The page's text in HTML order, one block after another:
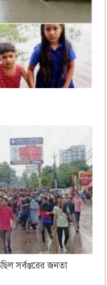
সর্বস্তরের জনতা